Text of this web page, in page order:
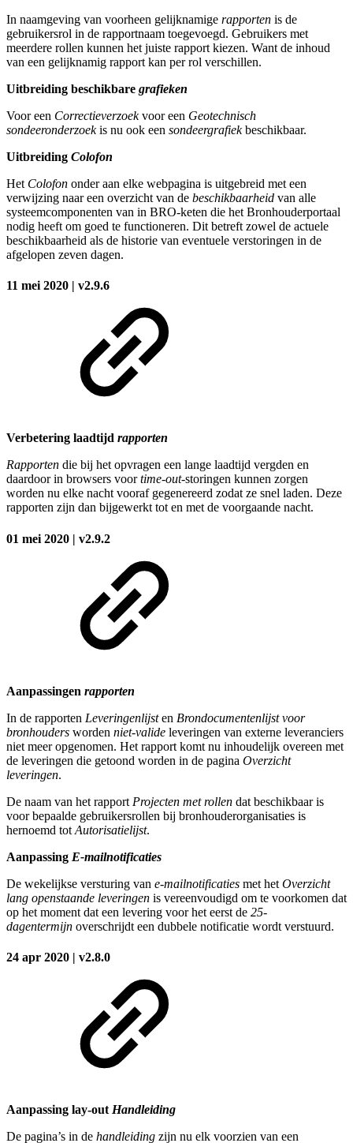
In naamgeving van voorheen gelijknamige rapporten is de
gebruikersrol in de rapportnaam toegevoegd. Gebruikers met
meerdere rollen kunnen het juiste rapport kiezen. Want de inhoud
van een gelijknamig rapport kan per rol verschillen.
Uitbreiding beschikbare grafieken
Voor een Correctieverzoekvoor een Geotechnisch
sondeeronderzoekis nu ook een sondeergrafiekbeschikbaar.
Uitbreiding Colofon
Het Colofon onder aan elke webpagina is uitgebreid met een
verwijzing naar een overzicht van de beschikbaarheid van alle
systeemcomponenten van in BRO-keten die het Bronhouderportaal
nodig heeft om goed te functioneren. Dit betreft zowel de actuele
beschikbaarheid als de historie van eventuele verstoringen in de
afgelopen zeven dagen.
11 mei 2020 | v2.9.6
Verbetering laadtijd rapporten
Rapporten die bij het opvragen een lange laadtijd vergden en
daardoor in browsers voortime-out-storingen kunnen zorgen
worden nu elke nacht vooraf gegenereerd zodat ze snel laden. Deze
rapporten zijn dan bijgewerkt tot en met de voorgaande nacht.
01 mei 2020 | v2.9.2
Aanpassingen rapporten
In de rapporten Leveringenlijsten Brondocumentenlijst voor
bronhouders worden niet-valide leveringen van externe leveranciers
niet meer opgenomen. Het rapport komt nu inhoudelijk overeen met
de leveringen die getoond worden in de pagina Overzicht
leveringen.
De naam van het rapport Projecten met rollen dat beschikbaar is
voor bepaalde gebruikersrollen bij bronhouderorganisaties is
hernoemd tot Autorisatielijst.
Aanpassing E-mailnotificaties
De wekelijkse versturing van e-mailnotificaties met het Overzicht
lang openstaande leveringen is vereenvoudigd om te voorkomen dat
op het moment dat een levering voor het eerst de 25-
dagentermijn overschrijdt een dubbele notificatie wordt verstuurd.
24 apr 2020 | v2.8.0
Aanpassing lay-out Handleiding
De pagina’s in de handleiding zijn nu elk voorzien van een